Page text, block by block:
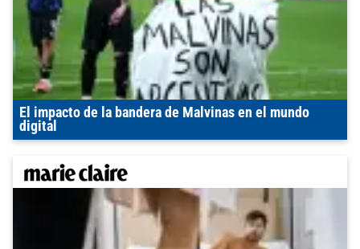
El impacto de la bandera de Malvinas en el mundo
digital